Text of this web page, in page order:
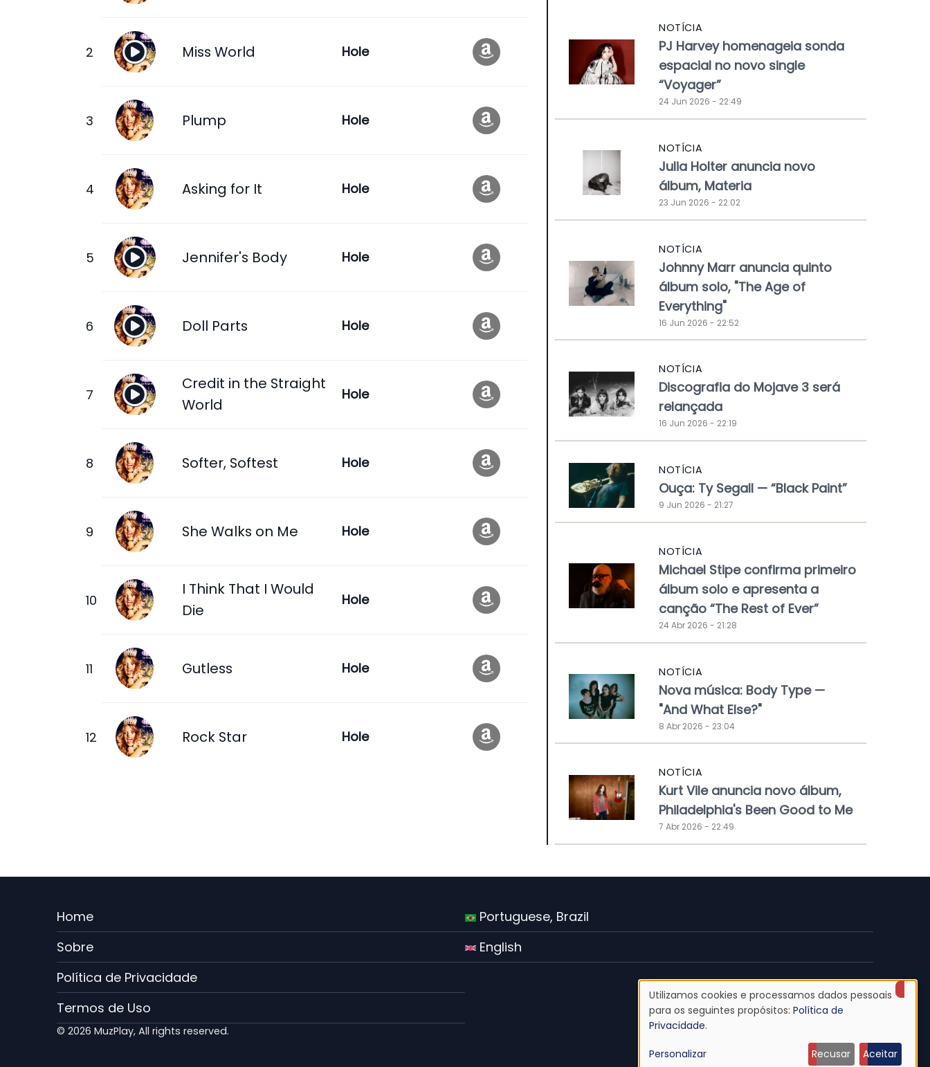
Miss World Hole
Plump Hole
Asking for It Hole
Jennifer's Body Hole
Doll Parts Hole
Credit in the Straight
World
Hole
Softer, Softest Hole
She Walks on Me Hole
I Think That I Would
Die
Hole
Gutless Hole
Rock Star Hole
NOTÍCIA
PJ Harvey homenageia sonda
espacial no novo single
“Voyager”
24 Jun 2026 - 22:49
NOTÍCIA
Julia Holter anuncia novo
álbum, Materia
23 Jun 2026 - 22:02
NOTÍCIA
Johnny Marr anuncia quinto
álbum solo, "The Age of
Everything"
16 Jun 2026 - 22:52
NOTÍCIA
Discografia do Mojave 3 será
relançada
16 Jun 2026 - 22:19
NOTÍCIA
Ouça: Ty Segall — “Black Paint”
9 Jun 2026 - 21:27
NOTÍCIA
Michael Stipe confirma primeiro
álbum solo e apresenta a
canção “The Rest of Ever”
24 Abr 2026 - 21:28
NOTÍCIA
Nova música: Body Type —
"And What Else?"
8 Abr 2026 - 23:04
NOTÍCIA
Kurt Vile anuncia novo álbum,
Philadelphia's Been Good to Me
7 Abr 2026 - 22:49
Menu
Rodape
PT
Home
Sobre
Política de Privacidade
Termos de Uso
Portuguese, Brazil
English
© 2026 MuzPlay, All rights reserved.
Uso
de
Utilizamos cookies e processamos dados pessoais
para os seguintes propósitos: Política de
Privacidade.
Personalizar Recusar Aceitar